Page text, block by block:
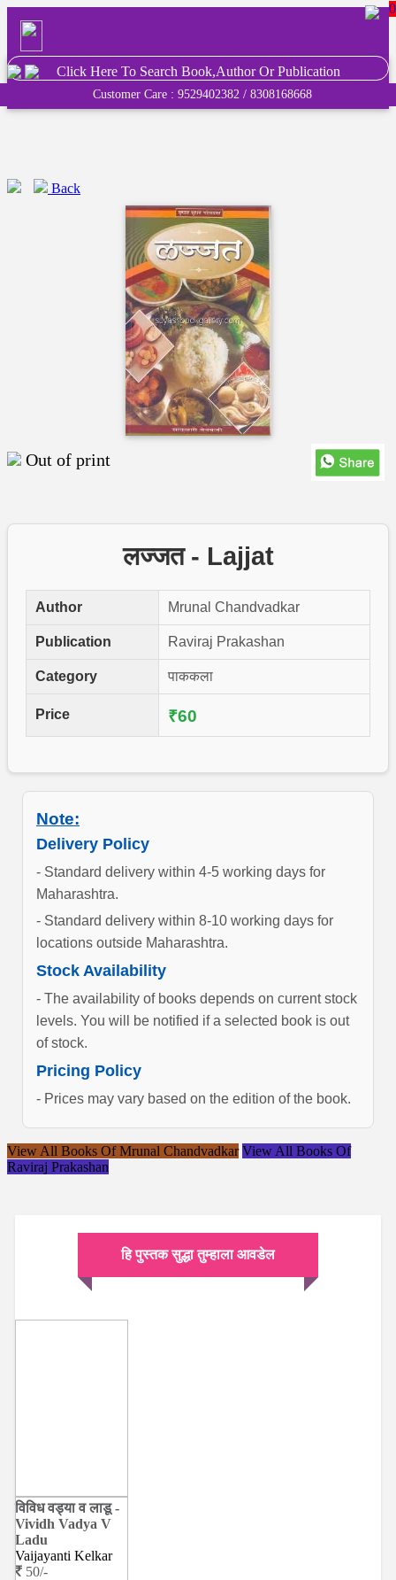
0
Click Here To Search Book,Author Or Publication
Customer Care : 9529402382 / 8308168668
Back
Out of print
लज्जत - Lajjat
Author Mrunal Chandvadkar
Publication Raviraj Prakashan
Category पाककला
Price ₹60
Note:
Delivery Policy
- Standard delivery within 4-5 working days for
Maharashtra.
- Standard delivery within 8-10 working days for
locations outside Maharashtra.
Stock Availability
- The availability of books depends on current stock
levels. You will be notified if a selected book is out
of stock.
Pricing Policy
- Prices may vary based on the edition of the book.
View All Books Of Mrunal Chandvadkar View All Books Of
Raviraj Prakashan
हि पुस्तक सुद्धा तुम्हाला आवडेल
विविध वड्या व लाडू -
Vividh Vadya V
Ladu
Vaijayanti Kelkar
50/-